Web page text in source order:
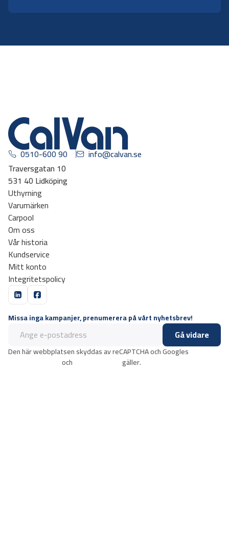
0510-600 90
info@calvan.se
Traversgatan 10
531 40 Lidköping
Uthyrning
Varumärken
Carpool
Om oss
Vår historia
Kundservice
Mitt konto
Integritetspolicy
Missa inga kampanjer, prenumerera på vårt nyhetsbrev!
Gå vidare
Den här webbplatsen skyddas av reCAPTCHA och Googles
och gäller.